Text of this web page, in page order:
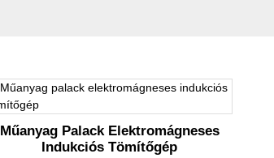
Műanyag Palack Elektromágneses
Indukciós Tömítőgép